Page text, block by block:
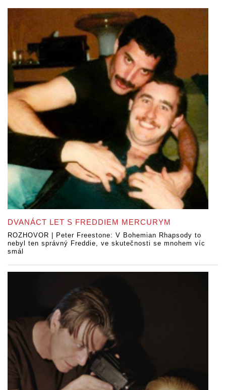
DVANÁCT LET S FREDDIEM MERCURYM
ROZHOVOR | Peter Freestone: V Bohemian Rhapsody to
nebyl ten správný Freddie, ve skutečnosti se mnohem víc
smál